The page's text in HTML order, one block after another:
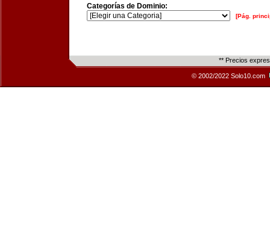
Categorías de Dominio:
[Pág.
** Precios
© 2002/2022 Solo10.com